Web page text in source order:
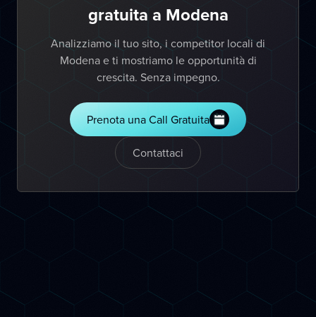
gratuita a Modena
Analizziamo il tuo sito, i competitor locali di
Modena e ti mostriamo le opportunità di
crescita. Senza impegno.
Prenota una Call Gratuita
Contattaci